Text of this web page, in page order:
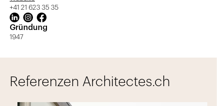
+41 21 623 35 35
Gründung
1947
Referenzen Architectes.ch